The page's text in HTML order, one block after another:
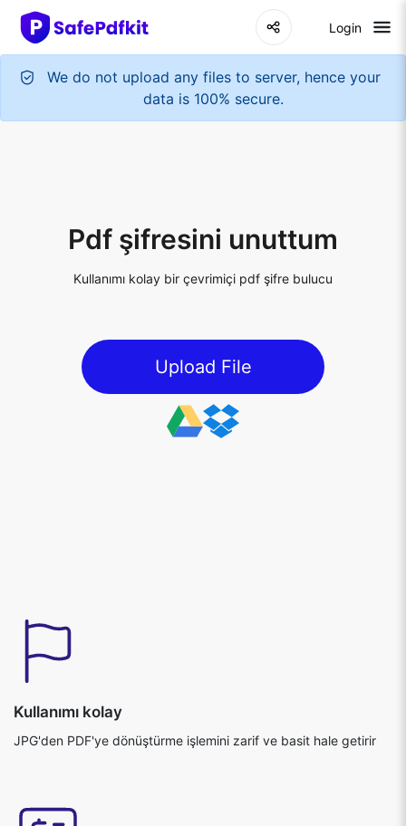
Login
Upload File
Kullanımı kolay
JPG'den PDF'ye dönüştürme işlemini zarif ve basit hale getirir
Doğru sonuçlar